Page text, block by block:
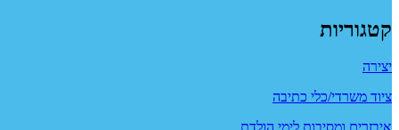
קטגוריות
יצירה
ציוד משרדי/כלי כתיבה